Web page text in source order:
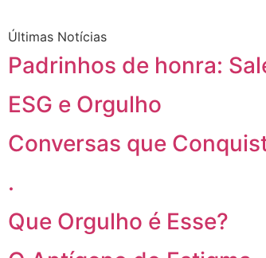
Últimas Notícias
Padrinhos de honra:
ESG e Orgulho
Conversas que
.
Que Orgulho é Esse?